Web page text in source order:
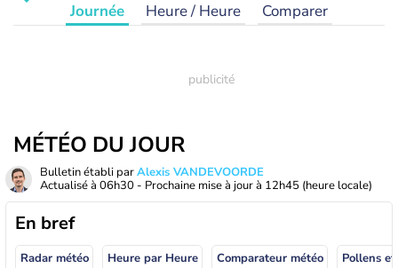
Journée Heure / Heure Comparer
MÉTÉO DU JOUR
Bulletin établi parAlexis VANDEVOORDE
Actualisé à 06h30 - Prochaine mise à jour à 12h45 (heure locale)
En bref
Radar météo Heure par Heure Comparateur météo Pollens